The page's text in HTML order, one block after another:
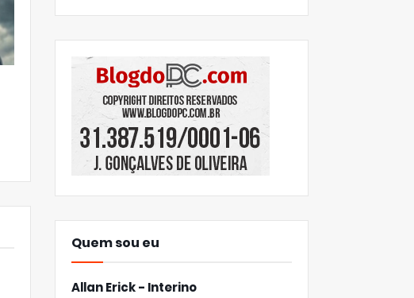
Quem sou eu
Allan Erick - Interino